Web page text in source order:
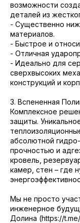
возможности
деталей из
- Существенно
материалов.
- Быстрое и
- Отличная
- Идеально для
сверхвысоких
конструкций и
3. Вспененная
Комплексное
защиты.
абсолютной
прочностью и
кровель,
камер, стен – где
Мы не просто
инженерное
Долина (https://